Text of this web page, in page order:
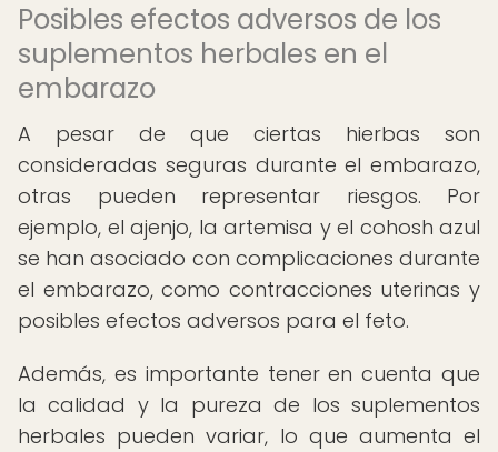
Posibles efectos adversos de los
suplementos herbales en el
embarazo
A pesar de que ciertas hierbas son
consideradas seguras durante el embarazo,
otras pueden representar riesgos. Por
ejemplo, el ajenjo, la artemisa y el cohosh azul
se han asociado con complicaciones durante
el embarazo, como contracciones uterinas y
posibles efectos adversos para el feto.
Además, es importante tener en cuenta que
la calidad y la pureza de los suplementos
herbales pueden variar, lo que aumenta el